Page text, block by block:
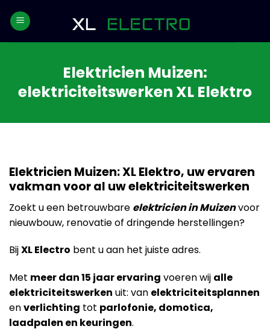
Elektricien Muizen:
elektriciteitswerken XL Elektro
Elektricien Muizen: XL Elektro, uw ervaren
vakman voor al uw elektriciteitswerken
Zoekt u een betrouwbare elektricien in Muizenvoor
nieuwbouw, renovatie of dringende herstellingen?
BijXL Electro bent u aan het juiste adres.
Met meer dan 15 jaar ervaring voeren wij alle
elektriciteitswerken uit: van elektriciteitsplannen
enverlichting tot parlofonie, domotica,
laadpalen en keuringen.